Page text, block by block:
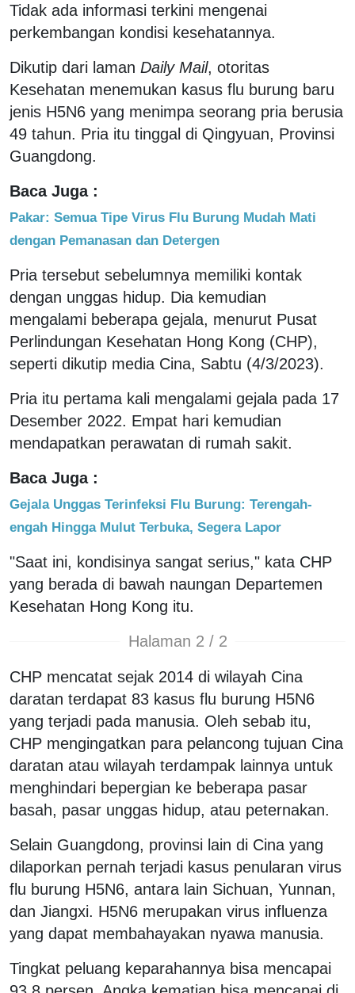
Tidak ada informasi terkini mengenai
perkembangan kondisi kesehatannya.
Dikutip dari laman Daily Mail, otoritas
Kesehatan menemukan kasus flu burung baru
jenis H5N6 yang menimpa seorang pria berusia
49 tahun. Pria itu tinggal di Qingyuan, Provinsi
Guangdong.
Baca Juga :
Pakar: Semua Tipe Virus Flu Burung Mudah Mati
dengan Pemanasan dan Detergen
Pria tersebut sebelumnya memiliki kontak
dengan unggas hidup. Dia kemudian
mengalami beberapa gejala, menurut Pusat
Perlindungan Kesehatan Hong Kong (CHP),
seperti dikutip media Cina, Sabtu (4/3/2023).
Pria itu pertama kali mengalami gejala pada 17
Desember 2022. Empat hari kemudian
mendapatkan perawatan di rumah sakit.
Baca Juga :
Gejala Unggas Terinfeksi Flu Burung: Terengah-
engah Hingga Mulut Terbuka, Segera Lapor
"Saat ini, kondisinya sangat serius," kata CHP
yang berada di bawah naungan Departemen
Kesehatan Hong Kong itu.
Halaman 2 / 2
CHP mencatat sejak 2014 di wilayah Cina
daratan terdapat 83 kasus flu burung H5N6
yang terjadi pada manusia. Oleh sebab itu,
CHP mengingatkan para pelancong tujuan Cina
daratan atau wilayah terdampak lainnya untuk
menghindari bepergian ke beberapa pasar
basah, pasar unggas hidup, atau peternakan.
Selain Guangdong, provinsi lain di Cina yang
dilaporkan pernah terjadi kasus penularan virus
flu burung H5N6, antara lain Sichuan, Yunnan,
dan Jiangxi. H5N6 merupakan virus influenza
yang dapat membahayakan nyawa manusia.
Tingkat peluang keparahannya bisa mencapai